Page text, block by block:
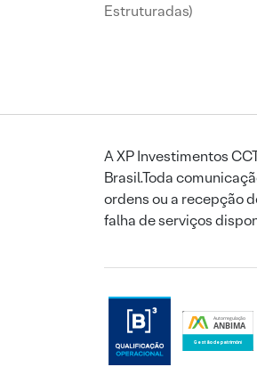
Estruturadas)
A XP Investimentos
Brasil.Toda
ordens ou a recepção
falha de serviços